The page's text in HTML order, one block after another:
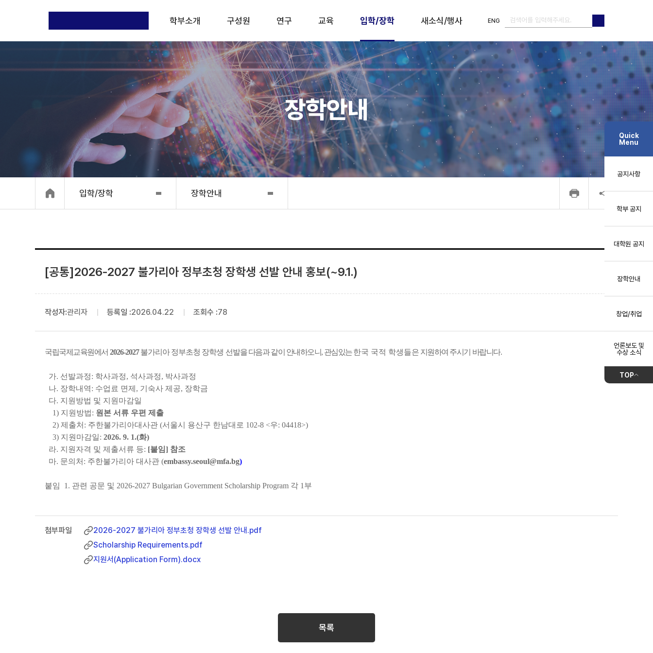
학부소개 구성원 연구 교육 입학/장학 새소식/행사 ENG
장학안내
입학/장학 장학안내
[공통]2026-2027 불가리아 정부초청 장학생 선발 안내 홍보(~9.1.)
작성자:관리자 등록일 :2026.04.22 조회수 :78
국립국제교육원에서 2026-2027불가리아 정부초청 장학생 선발을 다음과 같이 안내하오니, 관심있는한국 국적 학생들은 지원하여 주시기 바랍니다.
가. 선발과정: 학사과정, 석사과정, 박사과정
나. 장학내역: 수업료 면제, 기숙사 제공, 장학금
다. 지원방법 및 지원마감일
1) 지원방법: 원본 서류 우편 제출
2) 제출처: 주한불가리아대사관 (서울시 용산구 한남대로 102-8 <우: 04418>)
3) 지원마감일: 2026. 9. 1.(화)
라. 지원자격 및 제출서류 등: [붙임] 참조
마. 문의처: 주한불가리아 대사관 (embassy.seoul@mfa.bg)
붙임 1. 관련 공문 및 2026-2027 Bulgarian Government Scholarship Program 각 1부
2026-2027 불가리아 정부초청 장학생 선발 안내.pdf
Scholarship Requirements.pdf
지원서(Application Form).docx
목록
Quick
Menu
공지사항
학부 공지
대학원 공지
장학안내
창업/취업
언론보도 및
수상 소식
TOP